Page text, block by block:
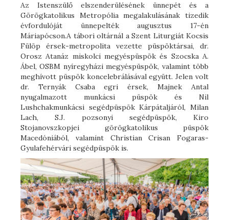
Az Istenszülő elszenderülésének ünnepét és a
Görögkatolikus Metropólia megalakulásának tizedik
évfordulóját ünnepelték augusztus 17-én
Máriapócson.A tábori oltárnál a Szent Liturgiát Kocsis
Fülöp érsek-metropolita vezette püspöktársai, dr.
Orosz Atanáz miskolci megyéspüspök és Szocska A.
Ábel, OSBM nyíregyházi megyéspüspök, valamint több
meghívott püspök koncelebrálásával együtt. Jelen volt
dr. Ternyák Csaba egri érsek, Majnek Antal
nyugalmazott munkácsi püspök és Nil
Lushchakmunkácsi segédpüspök Kárpátaljáról, Milan
Lach, S.J. pozsonyi segédpüspök, Kiro
Stojanovszkopjei görögkatolikus püspök
Macedóniából, valamint Christian Crisan Fogaras-
Gyulafehérvári segédpüspök is.